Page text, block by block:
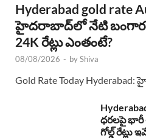
Hyderabad gold rate
హైదరాబాద్‌లో నేటి బంగారం
24K రేట్లు ఎంతంటే?
08/08/2026 - byShiva
Gold Rate Today
ధరలపై
గోల్డ్ రేట్లు